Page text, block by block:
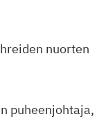
nuorten
puheenjohtaja,